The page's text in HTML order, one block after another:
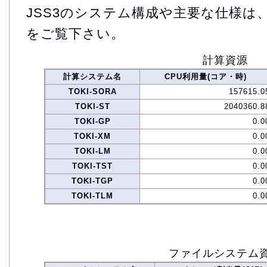
JSS3のシステム構成や主要な仕様は
をご覧下さい。
計算資源
計算システム名
CPU利用量(コア・時)
TOKI-SORA
TOKI-ST
TOKI-GP
TOKI-XM
TOKI-LM
TOKI-TST
TOKI-TGP
TOKI-TLM
ファイルシステム